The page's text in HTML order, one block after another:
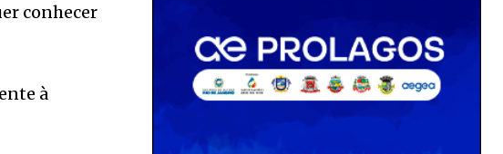
conhecer
à